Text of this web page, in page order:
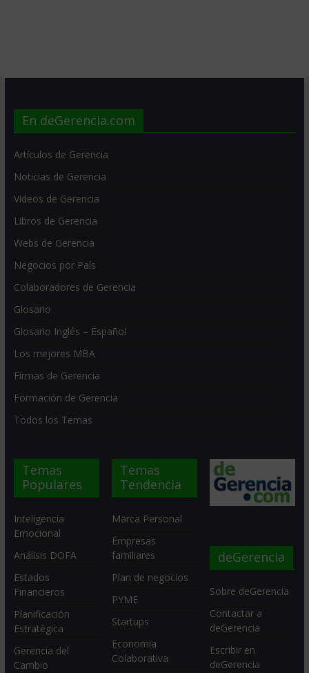
En deGerencia.com
Artículos de Gerencia
Noticias de Gerencia
Videos de Gerencia
Libros de Gerencia
Webs de Gerencia
Negocios por País
Colaboradores de Gerencia
Glosario
Glosario Inglés – Español
Los mejores MBA
Firmas de Gerencia
Formación de Gerencia
Todos los Temas
Temas
Populares
Inteligencia
Emocional
Análisis DOFA
Estados
Financieros
Planificación
Estratégica
Gerencia del
Cambio
Temas
Tendencia
Marca Personal
Empresas
familiares
Plan de negocios
PYME
Startups
Economia
Colaborativa
deGerencia
Sobre deGerencia
Contactar a
deGerencia
Escribir en
deGerencia